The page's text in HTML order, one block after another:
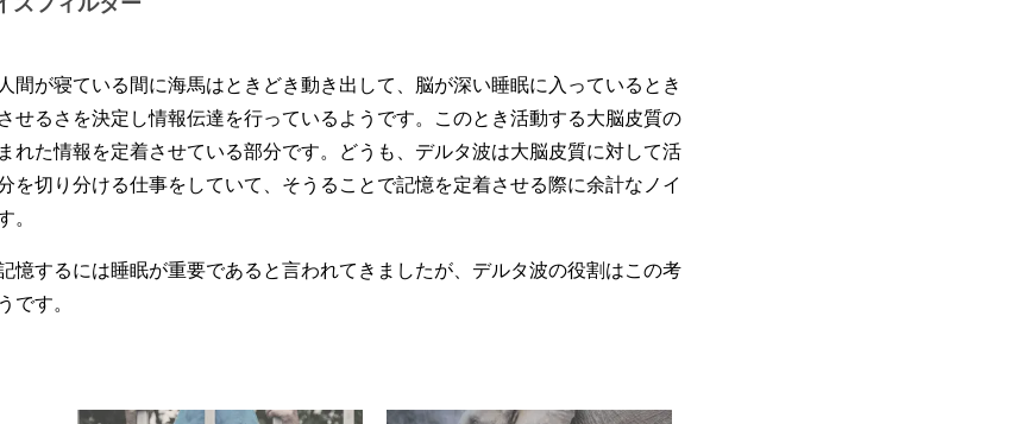
間が寝ている間に海馬はときどき動き出して、脳が深い睡眠に入っているとき
せるさを決定し情報伝達を行っているようです。このとき活動する大脳皮質の
れた情報を定着させている部分です。どうも、デルタ波は大脳皮質に対して活
を切り分ける仕事をしていて、そうることで記憶を定着させる際に余計なノイ
憶するには睡眠が重要であると言われてきましたが、デルタ波の役割はこの考
す。